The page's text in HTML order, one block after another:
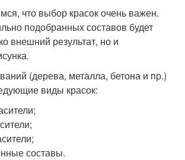
что выбор красок очень важен.
подобранных составов будет
внешний результат, но и
(дерева, металла, бетона и пр.)
виды красок:
составы.